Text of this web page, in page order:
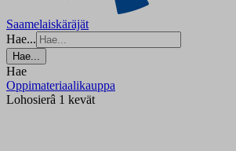
Saamelaiskäräjät
Hae...
Hae...
Hae
Oppimateriaalikauppa
Lohosierâ 1 kevät